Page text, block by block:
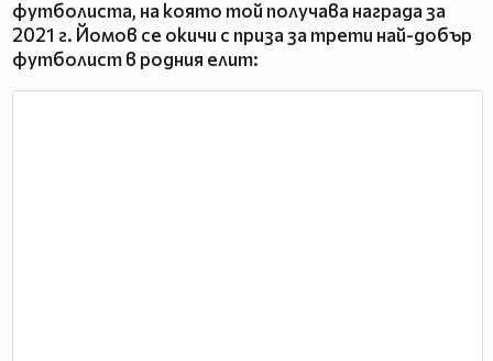
футболиста, на която той получава награда за
2021 г. Йомов се окичи с приза за трети най-добър
футболист в родния елит: